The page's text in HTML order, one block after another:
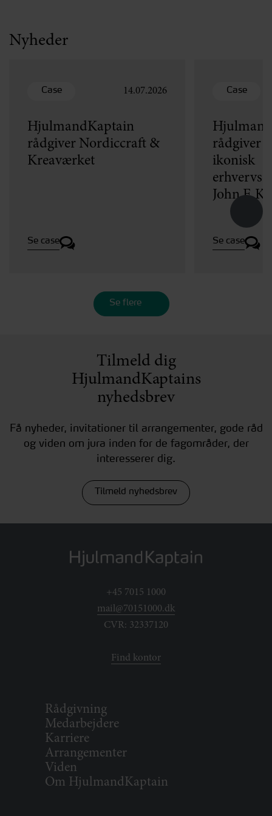
Nyheder
Case 14.07.2026
HjulmandKaptain
rådgiver Nordiccraft &
Kreaværket
Se case
Case
rådgiver
ikonisk
John F.
Se case
Se flere
Tilmeld dig
HjulmandKaptains
nyhedsbrev
Få nyheder, invitationer til arrangementer, gode råd
og viden om jura inden for de fagområder, der
interesserer dig.
Tilmeld nyhedsbrev
+45 7015 1000
mail@70151000.dk
CVR: 32337120
Find kontor
Rådgivning
Medarbejdere
Karriere
Arrangementer
Viden
Om HjulmandKaptain